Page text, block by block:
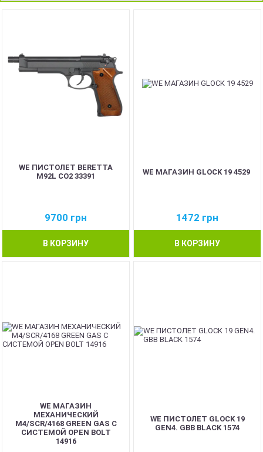
WE ПИСТОЛЕТ BERETTA
M92L CO2 33391
9700 грн
В КОРЗИНУ
WE МАГАЗИН GLOCK 19 4529
1472 грн
В КОРЗИНУ
WE МАГАЗИН
МЕХАНИЧЕСКИЙ
M4/SCR/4168 GREEN GAS С
СИСТЕМОЙ OPEN BOLT
14916
WE ПИСТОЛЕТ GLOCK 19
GEN4. GBB BLACK 1574